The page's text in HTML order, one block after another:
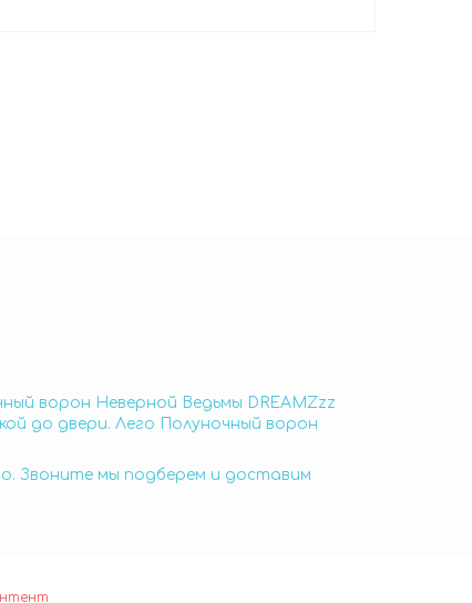
ворон Неверной Ведьмы DREAMZzz
до двери. Лего Полуночный ворон
Звоните мы подберем и доставим